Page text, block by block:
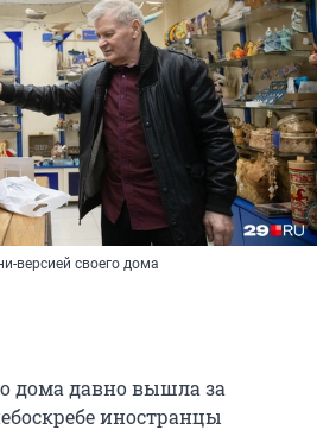
версией своего дома
дома давно вышла за
иностранцы